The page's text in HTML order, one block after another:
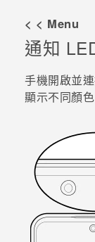
配件
優惠專區
校園專案
企業採購
銷售通路
支援服務
VIVELAND
登入
< < Menu
通知
手機開啟並
顯示不同顏色